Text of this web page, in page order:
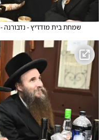
שמחת בית מודז'יץ - נדבורנה